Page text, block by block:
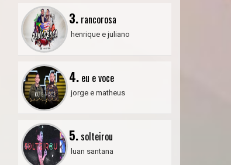
3.rancorosa
henrique e juliano
4.eu e voce
jorge e matheus
5.solteirou
luan santana